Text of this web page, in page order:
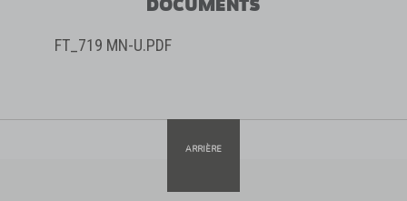
DOCUMENTS
FT_719 MN-U.PDF
ARRIÈRE